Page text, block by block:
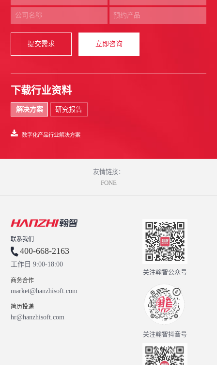
提交需求 立即咨询
下载行业资料
解决方案 研究报告
数字化产品行业解决方案
友情链接：
FONE
联系我们
400-668-2163
工作日 9:00-18:00
商务合作
market@hanzhisoft.com
简历投递
hr@hanzhisoft.com
关注翰智公众号
关注翰智抖音号